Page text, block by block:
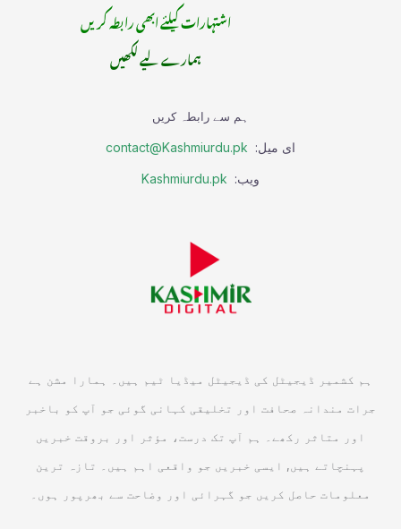
اشتہارات کیلئے ابھی رابطہ کریں
ہمارے لیے لکھیں
ہم سے رابطہ کریں
ای میل: contact@Kashmiurdu.pk
ویب: Kashmiurdu.pk
ہم کشمیر ڈیجیٹل کی ڈیجیٹل میڈیا ٹیم ہیں۔ ہمارا مشن ہے
جرات مندانہ صحافت اور تخلیقی کہانی گوئی جو آپ کو باخبر
اور متاثر رکھے۔ ہم آپ تک درست، مؤثر اور بروقت خبریں
پہنچاتے ہیں, ایسی خبریں جو واقعی اہم ہیں۔ تازہ ترین
معلومات حاصل کریں جو گہرائی اور وضاحت سے بھرپور ہوں۔